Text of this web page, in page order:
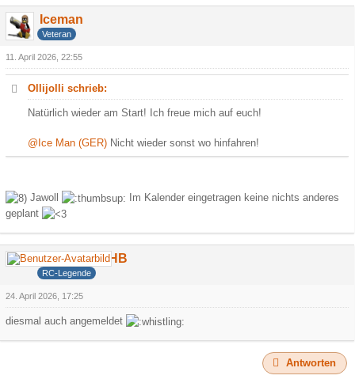
Iceman
Veteran
11. April 2026, 22:55
Ollijolli schrieb:
Natürlich wieder am Start! Ich freue mich auf euch!
@Ice Man (GER) Nicht wieder sonst wo hinfahren!
Jawoll
Im Kalender eingetragen keine nichts anderes
geplant
DerCamperHB
RC-Legende
24. April 2026, 17:25
diesmal auch angemeldet
Antworten